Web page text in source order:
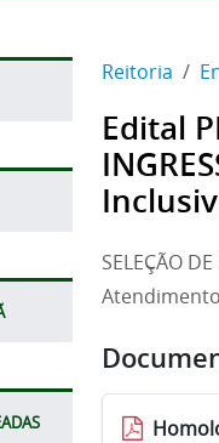
Reitoria
Edital
SELEÇÃO